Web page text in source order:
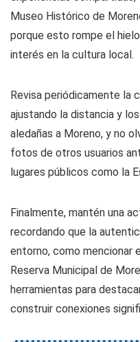
Museo Histórico de
porque esto rompe el
interés en la cultura local.
Revisa periódicamente la
ajustando la distancia y
aledañas a Moreno, y no
fotos de otros usuarios
lugares públicos como la
Finalmente, mantén una
recordando que la
entorno, como mencionar
Reserva Municipal de
herramientas para
construir conexiones